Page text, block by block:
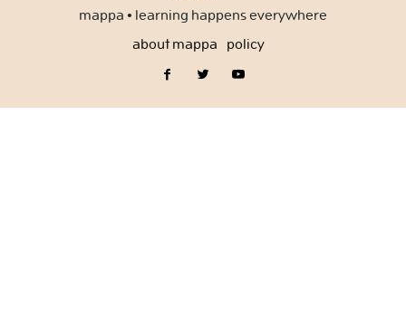
mappa • learning happens everywhere
about mappa policy